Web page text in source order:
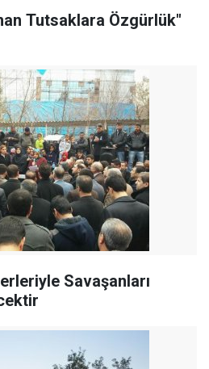
Tutsaklara Özgürlük"
Savaşanları